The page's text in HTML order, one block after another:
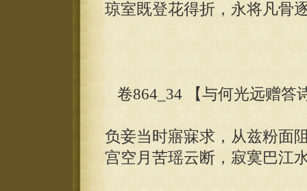
琼室既登花得折，永将凡骨
卷864_34 【与何光远赠答
负妾当时寤寐求，从兹粉面
宫空月苦瑶云断，寂寞巴江